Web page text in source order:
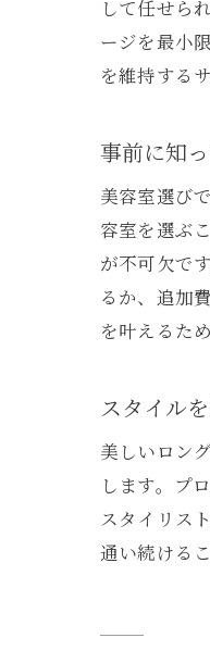
して任せら
ージを最小
を維持する
事前に知
美容室選び
容室を選ぶ
が不可欠で
るか、追加
を叶えるた
スタイル
美しいロン
します。プ
スタイリス
通い続ける